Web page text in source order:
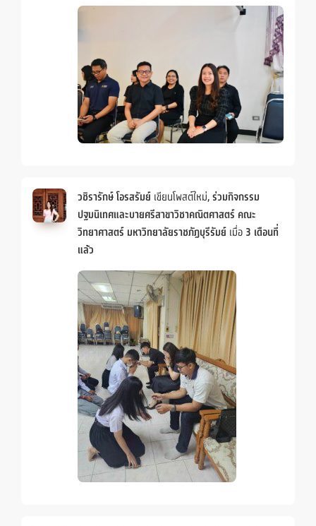
วชิรารักษ์ โอรสรัมย์ เขียนโพสต์ใหม่,ร่วมกิจกรรม
ปฐมนิเทศและบายศรีสาขาวิชาคณิตศาสตร์ คณะ
วิทยาศาสตร์ มหาวิทยาลัยราชภัฏบุรีรัมย์ เมื่อ 3 เดือนที่
แล้ว